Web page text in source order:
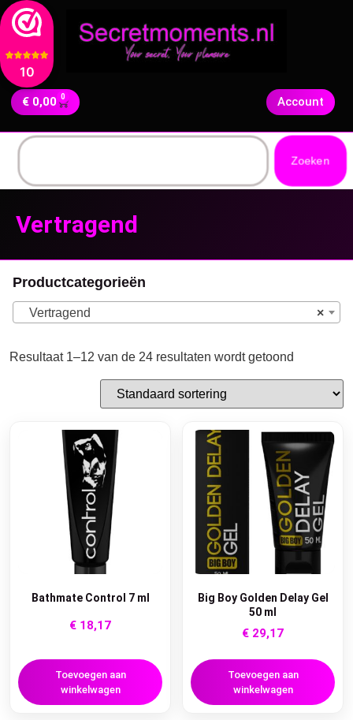
10
€ 0,00 0 Account
Zoeken
Vertragend
Productcategorieën
×
Vertragend
Resultaat 1–12 van de 24 resultaten wordt getoond
Bathmate Control 7 ml
€ 18,17
Toevoegen aan
winkelwagen
Big Boy Golden Delay Gel
50 ml
€ 29,17
Toevoegen aan
winkelwagen